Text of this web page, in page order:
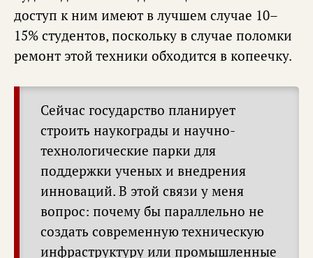
доступ к ним имеют в лучшем случае 10–
15% студентов, поскольку в случае поломки
ремонт этой техники обходится в копеечку.
Сейчас государство планирует
строить наукограды и научно-
технологические парки для
поддержки ученых и внедрения
инноваций. В этой связи у меня
вопрос: почему бы параллельно не
создать современную техническую
инфраструктуру или промышленные